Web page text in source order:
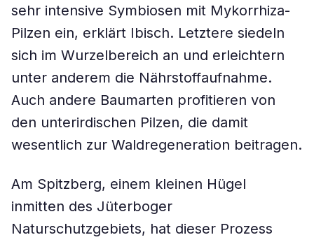
sehr intensive Symbiosen mit Mykorrhiza-
Pilzen ein, erklärt Ibisch. Letztere siedeln
sich im Wurzelbereich an und erleichtern
unter anderem die Nährstoffaufnahme.
Auch andere Baumarten profitieren von
den unterirdischen Pilzen, die damit
wesentlich zur Waldregeneration beitragen.
Am Spitzberg, einem kleinen Hügel
inmitten des Jüterboger
Naturschutzgebiets, hat dieser Prozess